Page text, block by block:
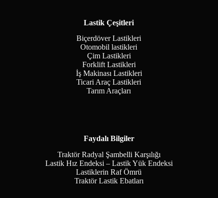
Lastik Çeşitleri
Biçerdöver Lastikleri
Otomobil lastikleri
Çim Lastikleri
Forklift Lastikleri
İş Makinası Lastikleri
Ticari Araç Lastikleri
Tarım Araçları
Faydalı Bilgiler
Traktör Radyal Şambelli Karşılığı
Lastik Hız Endeksi – Lastik Yük Endeksi
Lastiklerin Raf Ömrü
Traktör Lastik Ebatları